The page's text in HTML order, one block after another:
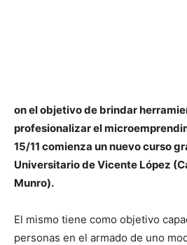
on el objetivo de brindar
profesionalizar el
15/11 comienza un nuevo curso
Universitario de Vicente López
Munro).
El mismo tiene como objetivo
personas en el armado de uno